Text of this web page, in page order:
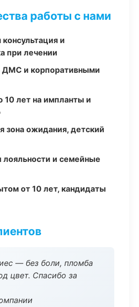
работы с нами
консультация и
при лечении
ДМС и корпоративными
10 лет на импланты и
зона ожидания, детский
и семейные
от 10 лет, кандидаты
— без боли, пломба
цвет. Спасибо за